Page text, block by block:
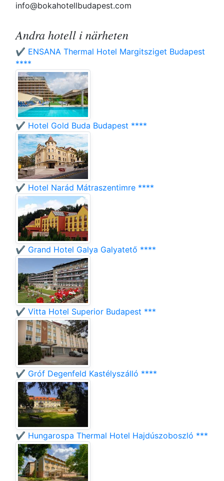
info@bokahotellbudapest.com
Andra hotell i närheten
✔️ ENSANA Thermal Hotel Margitsziget Budapest
****
✔️ Hotel Gold Buda Budapest ****
✔️ Hotel Narád Mátraszentimre ****
✔️ Grand Hotel Galya Galyatető ****
✔️ Vitta Hotel Superior Budapest ***
✔️ Gróf Degenfeld Kastélyszálló ****
✔️ Hungarospa Thermal Hotel Hajdúszoboszló ***